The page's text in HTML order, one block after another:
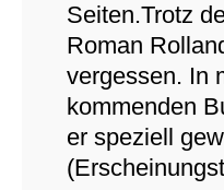
Seiten.Trotz
Roman
vergessen. In
kommenden
er speziell